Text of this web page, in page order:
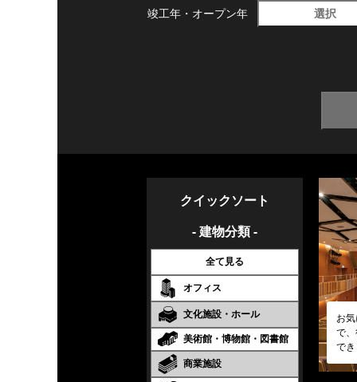
竣工年・ オープン年 選択
クイックソート
- 建物分類 -
全て見る
オフィス
文化施設・ホール
美術館・博物館・図書館
商業施設
お
で
で